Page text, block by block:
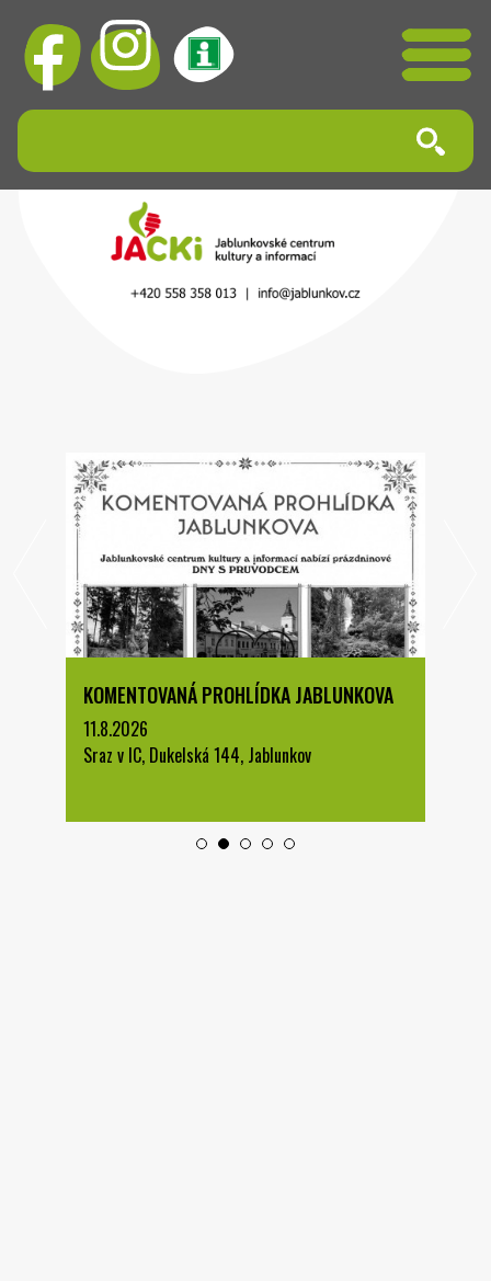
KOMENTOVANÁ PROHLÍDKA JABLUNKOVA
11.8.2026
Sraz v IC, Dukelská 144, Jablunkov